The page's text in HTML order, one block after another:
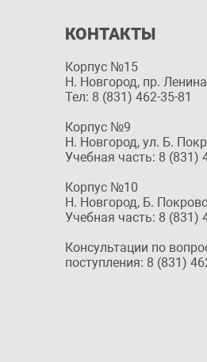
КОНТАКТЫ
Корпус №15
Н. Новгород, пр.
Тел: 8 (831) 462-35-81
Корпус №9
Н. Новгород, ул. Б.
Учебная часть: 8 (831)
Корпус №10
Н. Новгород, Б.
Учебная часть: 8 (831)
Консультации по
поступления: 8 (831)